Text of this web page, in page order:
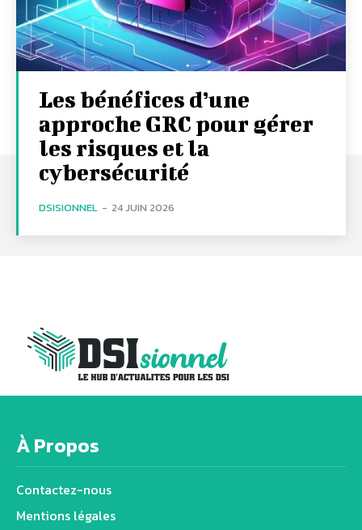
Les bénéfices d’une
approche GRC pour gérer
les risques et la
cybersécurité
DSISIONNEL - 24 JUIN 2026
À Propos
Contactez-nous
Mentions légales